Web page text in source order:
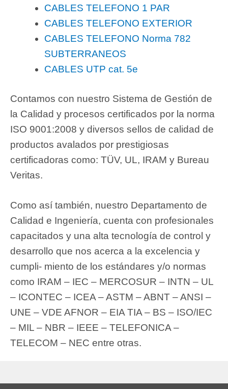
CABLES TELEFONO 1 PAR
CABLES TELEFONO EXTERIOR
CABLES TELEFONO Norma 782
SUBTERRANEOS
CABLES UTP cat. 5e
Contamos con nuestro Sistema de Gestión de
la Calidad y procesos certificados por la norma
ISO 9001:2008 y diversos sellos de calidad de
productos avalados por prestigiosas
certificadoras como: TÜV, UL, IRAM y Bureau
Veritas.
Como así también, nuestro Departamento de
Calidad e Ingeniería, cuenta con profesionales
capacitados y una alta tecnología de control y
desarrollo que nos acerca a la excelencia y
cumpli- miento de los estándares y/o normas
como IRAM – IEC – MERCOSUR – INTN – UL
– ICONTEC – ICEA – ASTM – ABNT – ANSI –
UNE – VDE AFNOR – EIA TIA – BS – ISO/IEC
– MIL – NBR – IEEE – TELEFONICA –
TELECOM – NEC entre otras.